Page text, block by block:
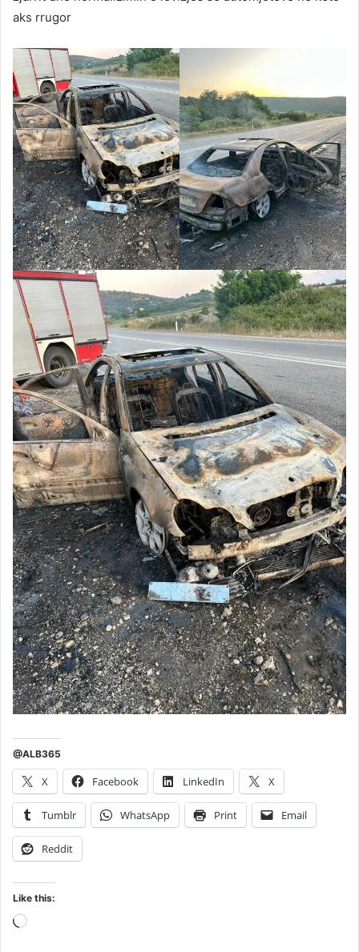
aks rrugor
@ALB365
X Facebook LinkedIn X
Tumblr WhatsApp Print Email
Reddit
Like this:
Loading…